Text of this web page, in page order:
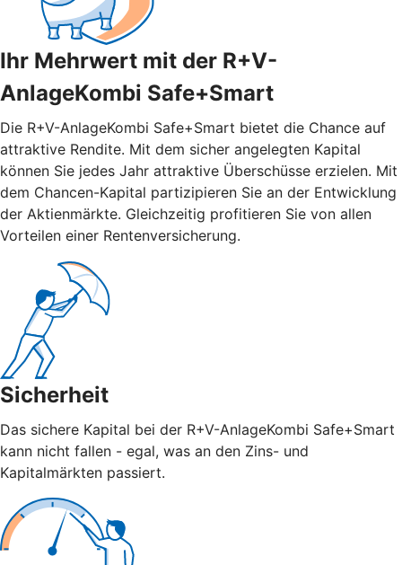
Ihr Mehrwert mit der R+V-
AnlageKombi Safe+Smart
Die R+V-AnlageKombi Safe+Smart bietet die Chance auf
attraktive Rendite. Mit dem sicher angelegten Kapital
können Sie jedes Jahr attraktive Überschüsse erzielen. Mit
dem Chancen-Kapital partizipieren Sie an der Entwicklung
der Aktienmärkte. Gleichzeitig profitieren Sie von allen
Vorteilen einer Rentenversicherung.
Sicherheit
Das sichere Kapital bei der R+V-AnlageKombi Safe+Smart
kann nicht fallen - egal, was an den Zins- und
Kapitalmärkten passiert.